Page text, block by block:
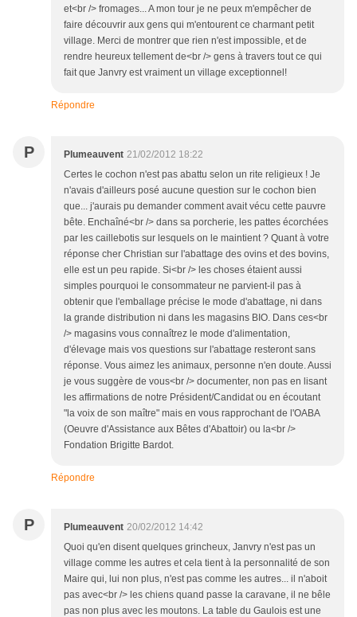
et<br /> fromages... A mon tour je ne peux m'empêcher de
faire découvrir aux gens qui m'entourent ce charmant petit
village. Merci de montrer que rien n'est impossible, et de
rendre heureux tellement de<br /> gens à travers tout ce qui
fait que Janvry est vraiment un village exceptionnel!
Répondre
P Plumeauvent 21/02/2012 18:22
Certes le cochon n'est pas abattu selon un rite religieux ! Je
n'avais d'ailleurs posé aucune question sur le cochon bien
que... j'aurais pu demander comment avait vécu cette pauvre
bête. Enchaîné<br /> dans sa porcherie, les pattes écorchées
par les caillebotis sur lesquels on le maintient ? Quant à votre
réponse cher Christian sur l'abattage des ovins et des bovins,
elle est un peu rapide. Si<br /> les choses étaient aussi
simples pourquoi le consommateur ne parvient-il pas à
obtenir que l'emballage précise le mode d'abattage, ni dans
la grande distribution ni dans les magasins BIO. Dans ces<br
/> magasins vous connaîtrez le mode d'alimentation,
d'élevage mais vos questions sur l'abattage resteront sans
réponse. Vous aimez les animaux, personne n'en doute. Aussi
je vous suggère de vous<br /> documenter, non pas en lisant
les affirmations de notre Président/Candidat ou en écoutant
"la voix de son maître" mais en vous rapprochant de l'OABA
(Oeuvre d'Assistance aux Bêtes d'Abattoir) ou la<br />
Fondation Brigitte Bardot.
Répondre
P Plumeauvent 20/02/2012 14:42
Quoi qu'en disent quelques grincheux, Janvry n'est pas un
village comme les autres et cela tient à la personnalité de son
Maire qui, lui non plus, n'est pas comme les autres... il n'aboit
pas avec<br /> les chiens quand passe la caravane, il ne bêle
pas non plus avec les moutons. La table du Gaulois est une